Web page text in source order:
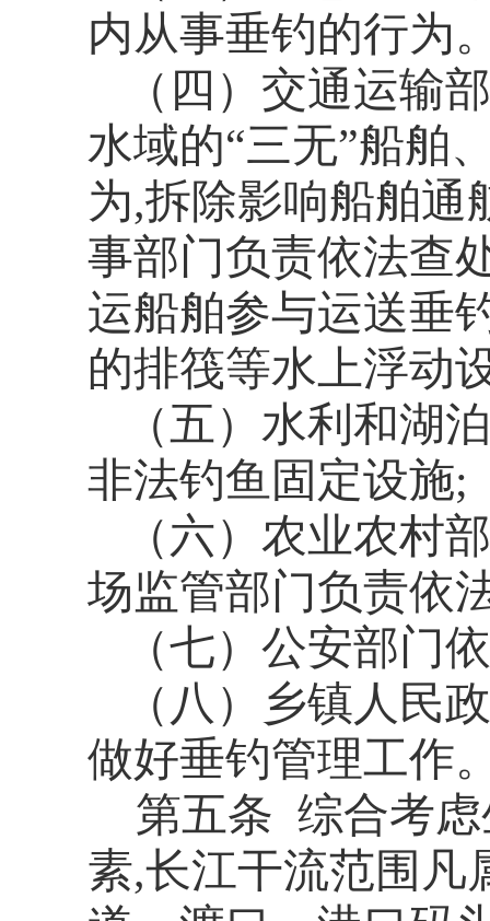
内从事垂钓的行为
（四） 交通运输
水域的“三无”船舶
为,拆除影响船舶通
事部门负责依法查
运船舶参与运送垂
的排筏等水上浮动
（五） 水利和湖
非法钓鱼固定设施;
（六） 农业农村
场监管部门负责依
（七） 公安部门
（八）乡镇人民
做好垂钓管理工作
第五条 综合考虑
素,长江干流范围 凡